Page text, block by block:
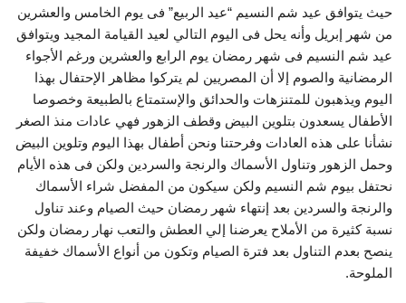
حيث يتوافق عيد شم النسيم “عيد الربيع” فى يوم الخامس والعشرين
من شهر إبريل وأنه يحل فى اليوم التالي لعيد القيامة المجيد ويتوافق
عيد شم النسيم فى شهر رمضان يوم الرابع والعشرين ورغم الأجواء
الرمضانية والصوم إلا أن المصريين لم يتركوا مظاهر الإحتفال بهذا
اليوم ويذهبون للمتنزهات والحدائق والإستمتاع بالطبيعة وخصوصا
الأطفال يسعدون بتلوين البيض وقطف الزهور فهي عادات منذ الصغر
نشأنا على هذه العادات وفرحتنا ونحن أطفال بهذا اليوم وتلوين البيض
وحمل الزهور وتناول الأسماك والرنجة والسردين ولكن فى هذه الأيام
نحتفل بيوم شم النسيم ولكن سيكون من المفضل شراء الأسماك
والرنجة والسردين بعد إنتهاء شهر رمضان حيث الصيام وعند تناول
نسبة كثيرة من الأملاح يعرضنا إلي العطش والتعب نهار رمضان ولكن
ينصح بعدم التناول بعد فترة الصيام وتكون من أنواع الأسماك خفيفة
الملوحة.